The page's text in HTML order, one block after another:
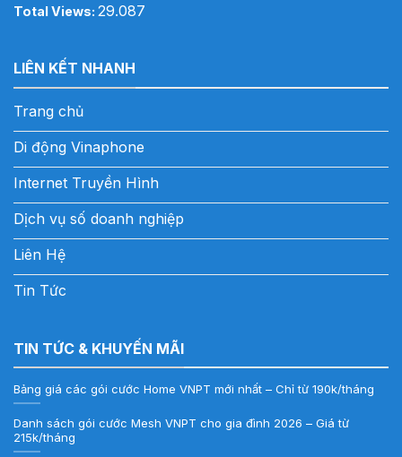
Total Views: 29.087
LIÊN KẾT NHANH
Trang chủ
Di động Vinaphone
Internet Truyền Hình
Dịch vụ số doanh nghiệp
Liên Hệ
Tin Tức
TIN TỨC & KHUYẾN MÃI
Bảng giá các gói cước Home VNPT mới nhất – Chỉ từ 190k/tháng
Danh sách gói cước Mesh VNPT cho gia đình 2026 – Giá từ
215k/tháng